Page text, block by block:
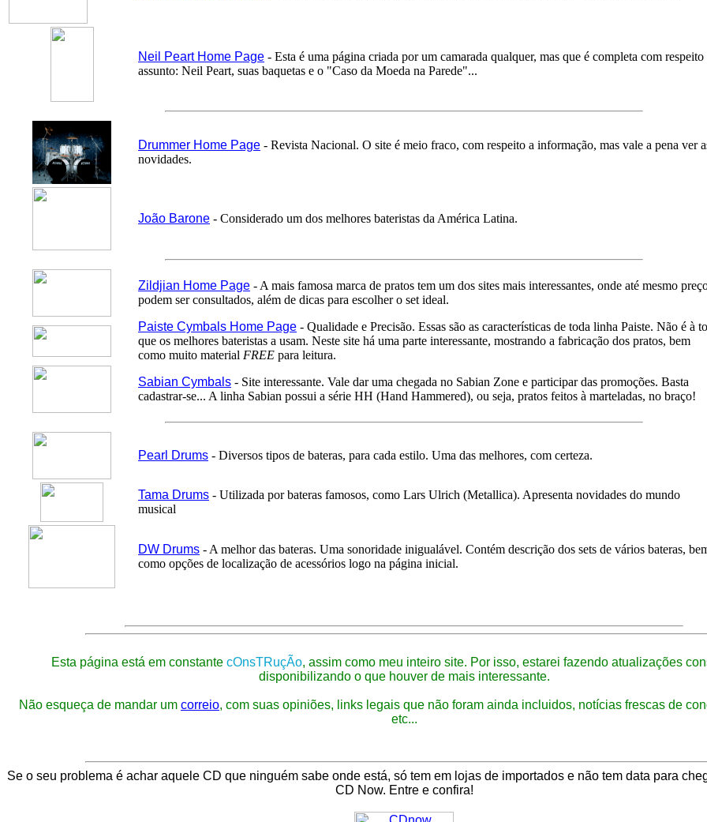
Neil Peart Home Page - Esta é uma página criada por um camarada qualquer, mas que é completa com respeito
assunto: Neil Peart, suas baquetas e o "Caso da Moeda na Parede"...
Drummer Home Page - Revista Nacional. O site é meio fraco, com respeito a informação, mas vale a pena ver
novidades.
João Barone - Considerado um dos melhores bateristas da América Latina.
Zildjian Home Page - A mais famosa marca de pratos tem um dos sites mais interessantes, onde até mesmo
podem ser consultados, além de dicas para escolher o set ideal.
Paiste Cymbals Home Page - Qualidade e Precisão. Essas são as características de toda linha Paiste. Não é à
que os melhores bateristas a usam. Neste site há uma parte interessante, mostrando a fabricação dos pratos, bem
como muito material FREE para leitura.
Sabian Cymbals - Site interessante. Vale dar uma chegada no Sabian Zone e participar das promoções. Basta
cadastrar-se... A linha Sabian possui a série HH (Hand Hammered), ou seja, pratos feitos à marteladas, no braço!
Pearl Drums - Diversos tipos de bateras, para cada estilo. Uma das melhores, com certeza.
Tama Drums - Utilizada por bateras famosos, como Lars Ulrich (Metallica). Apresenta novidades do mundo
musical
DW Drums - A melhor das bateras. Uma sonoridade inigualável. Contém descrição dos sets de vários bateras,
como opções de localização de acessórios logo na página inicial.
Esta página está em constante cOnsTRuçÃo, assim como meu inteiro site. Por isso, estarei fazendo atualizações
disponibilizando o que houver de mais interessante.
Não esqueça de mandar um correio, com suas opiniões, links legais que não foram ainda incluidos, notícias frescas de
etc...
Se o seu problema é achar aquele CD que ninguém sabe onde está, só tem em lojas de importados e não tem data para
CD Now. Entre e confira!